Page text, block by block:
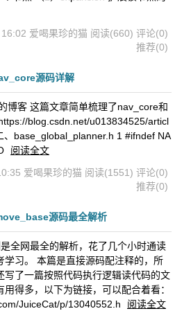
爱喝果珍的猫 阅读(660) 评论(0)
推荐(0)
源码详解
博客 这篇文章简单梳理了nav_core和
blog.csdn.net/u013834525/articl
base_global_planner.h 1 #ifndef NA
阅读全文
爱喝果珍的猫 阅读(1551) 评论(0)
推荐(0)
源码最全解析
全网最全的解析，花了几个小时通读
学习。 本篇是直接源码配注释的，所
写了一篇按照代码执行逻辑读代码的文
得多，以下为链接，可以配合着看：
JuiceCat/p/13040552.h
阅读全文